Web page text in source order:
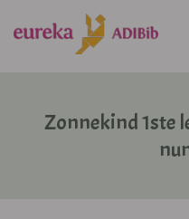
Zonnekind 1ste